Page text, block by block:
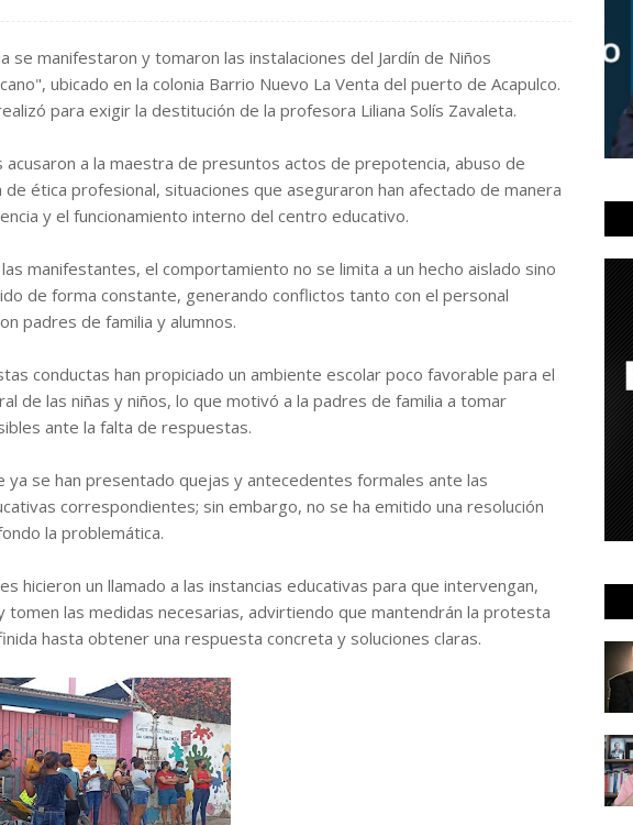
se manifestaron y tomaron las instalaciones del Jardín de Niños
ubicado en la colonia Barrio Nuevo La Venta del puerto de Acapulco.
para exigir la destitución de la profesora Liliana Solís Zavaleta.
acusaron a la maestra de presuntos actos de prepotencia, abuso de
ética profesional, situaciones que aseguraron han afectado de manera
y el funcionamiento interno del centro educativo.
manifestantes, el comportamiento no se limita a un hecho aislado sino
de forma constante, generando conflictos tanto con el personal
padres de familia y alumnos.
conductas han propiciado un ambiente escolar poco favorable para el
de las niñas y niños, lo que motivó a la padres de familia a tomar
ante la falta de respuestas.
ya se han presentado quejas y antecedentes formales ante las
correspondientes; sin embargo, no se ha emitido una resolución
la problemática.
hicieron un llamado a las instancias educativas para que intervengan,
tomen las medidas necesarias, advirtiendo que mantendrán la protesta
hasta obtener una respuesta concreta y soluciones claras.